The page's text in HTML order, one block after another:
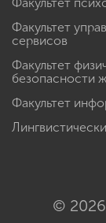
Факультет
сервисов
Факультет
безопасности
Факультет
©